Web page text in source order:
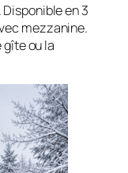
en 3
mezzanine.
gîte ou la